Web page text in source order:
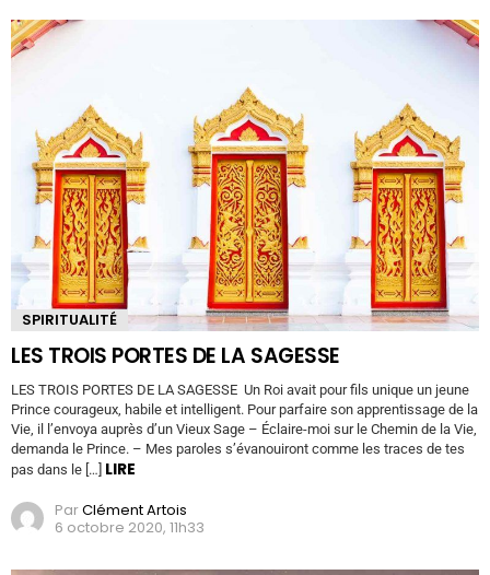
SPIRITUALITÉ
LES TROIS PORTES DE LA SAGESSE
LES TROIS PORTES DE LA SAGESSE Un Roi avait pour fils unique un jeune
Prince courageux, habile et intelligent. Pour parfaire son apprentissage de la
Vie, il l’envoya auprès d’un Vieux Sage – Éclaire-moi sur le Chemin de la Vie,
demanda le Prince. – Mes paroles s’évanouiront comme les traces de tes
pas dans le […] LIRE
ParClément Artois
6 octobre 2020, 11h33